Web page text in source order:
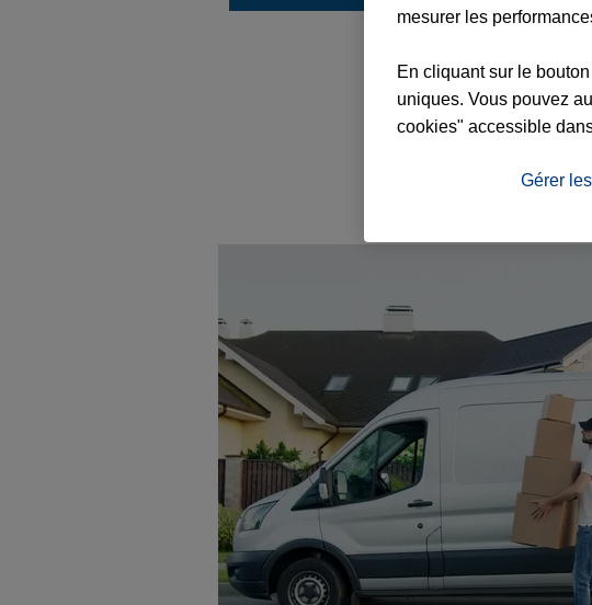
mesurer les
En cliquant sur le
uniques. Vous pouvez
cookies" accessible
Gérer